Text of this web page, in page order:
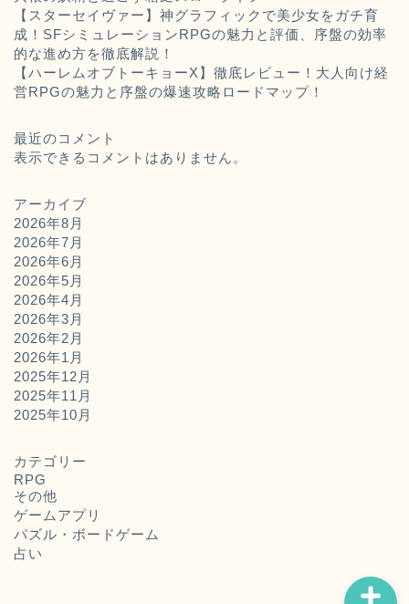
【スターセイヴァー】神グラフィックで美少女をガチ育
成！SFシミュレーションRPGの魅力と評価、序盤の効率
的な進め方を徹底解説！
【ハーレムオブトーキョーX】徹底レビュー！大人向け経
営RPGの魅力と序盤の爆速攻略ロードマップ！
最近のコメント
表示できるコメントはありません。
アーカイブ
2026年8月
2026年7月
2026年6月
2026年5月
2026年4月
2026年3月
2026年2月
2026年1月
2025年12月
2025年11月
2025年10月
カテゴリー
RPG
その他
ゲームアプリ
パズル・ボードゲーム
占い